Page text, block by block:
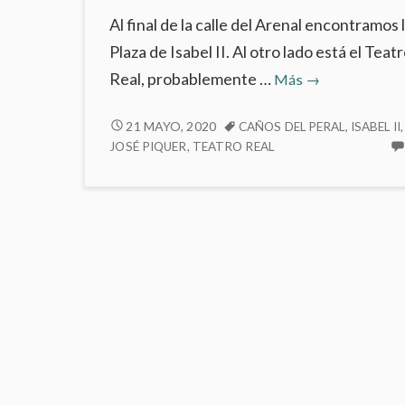
Al final de la calle del Arenal encontramos
Plaza de Isabel II. Al otro lado está el
Real, probablemente … Más
Plaza
Isabel
→
PLAZA
DE
21 MAYO, 2020 CAÑOS DEL PERAL, ISABEL II,
JOSÉ PIQUER, TEATRO REAL